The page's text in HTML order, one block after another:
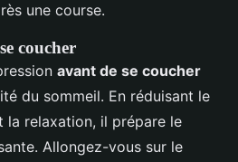
une course.
coucher
avant de se coucher
du sommeil. En réduisant le
la relaxation, il prépare le
Allongez-vous sur le